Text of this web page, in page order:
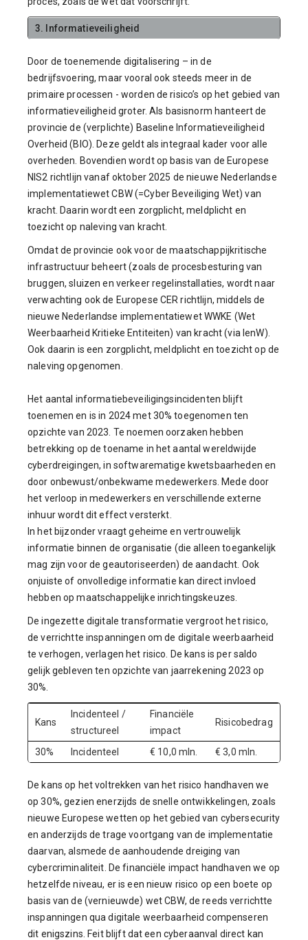
3. Informatieveiligheid
Door de toenemende digitalisering – in de
bedrijfsvoering, maar vooral ook steeds meer in de
primaire processen - worden de risico’s op het gebied van
informatieveiligheid groter. Als basisnorm hanteert de
provincie de (verplichte) Baseline Informatieveiligheid
Overheid (BIO). Deze geldt als integraal kader voor alle
overheden. Bovendien wordt op basis van de Europese
NIS2 richtlijn vanaf oktober 2025 de nieuwe Nederlandse
implementatiewet CBW (=Cyber Beveiliging Wet) van
kracht. Daarin wordt een zorgplicht, meldplicht en
toezicht op naleving van kracht.
Omdat de provincie ook voor de maatschappijkritische
infrastructuur beheert (zoals de procesbesturing van
bruggen, sluizen en verkeer regelinstallaties, wordt naar
verwachting ook de Europese CER richtlijn, middels de
nieuwe Nederlandse implementatiewet WWKE (Wet
Weerbaarheid Kritieke Entiteiten) van kracht (via IenW).
Ook daarin is een zorgplicht, meldplicht en toezicht op de
naleving opgenomen.
Het aantal informatiebeveiligingsincidenten blijft
toenemen en is in 2024 met 30% toegenomen ten
opzichte van 2023. Te noemen oorzaken hebben
betrekking op de toename in het aantal wereldwijde
cyberdreigingen, in softwarematige kwetsbaarheden en
door onbewust/onbekwame medewerkers. Mede door
het verloop in medewerkers en verschillende externe
inhuur wordt dit effect versterkt.
In het bijzonder vraagt geheime en vertrouwelijk
informatie binnen de organisatie (die alleen toegankelijk
mag zijn voor de geautoriseerden) de aandacht. Ook
onjuiste of onvolledige informatie kan direct invloed
hebben op maatschappelijke inrichtingskeuzes.
De ingezette digitale transformatie vergroot het risico,
de verrichtte inspanningen om de digitale weerbaarheid
te verhogen, verlagen het risico. De kans is per saldo
gelijk gebleven ten opzichte van jaarrekening 2023 op
30%.
Kans
Incidenteel /
structureel
Financiële
impact
Risicobedrag
30% Incidenteel € 10,0 mln. € 3,0 mln.
De kans op het voltrekken van het risico handhaven we
op 30%, gezien enerzijds de snelle ontwikkelingen, zoals
nieuwe Europese wetten op het gebied van cybersecurity
en anderzijds de trage voortgang van de implementatie
daarvan, alsmede de aanhoudende dreiging van
cybercriminaliteit. De financiële impact handhaven we op
hetzelfde niveau, er is een nieuw risico op een boete op
basis van de (vernieuwde) wet CBW, de reeds verrichtte
inspanningen qua digitale weerbaarheid compenseren
dit enigszins. Feit blijft dat een cyberaanval direct kan